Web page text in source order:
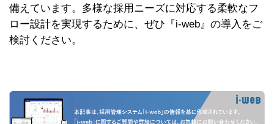
備えています。多様な採用ニーズに対応する柔軟なフ
ロー設計を実現するために、ぜひ『i-web』の導入をご
検討ください。